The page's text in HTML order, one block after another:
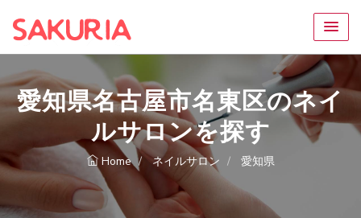
愛知県名古屋市名東区のネイ
ルサロンを探す
Home ネイルサロン 愛知県